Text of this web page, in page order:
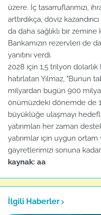
üzere. İç tasarruflarımızı,
arttırdıkça, döviz
da daha sağlıklı bir
Bankamızın rezervleri de
yanıtını verdi.
2028 için 1,5 trilyon
hatırlatan Yılmaz, "Bunun
milyardan bugün 900
önümüzdeki dönemde de
büyüklüğe ulaşmayı
yatırımları her zaman
yatırımlar için uygun
gayretlerimizi sonuna
kaynak: aa
İlgili Haberler